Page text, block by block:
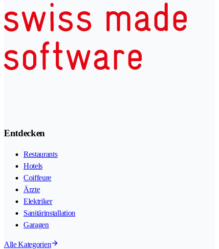
Entdecken
Restaurants
Hotels
Coiffeure
Ärzte
Elektriker
Sanitärinstallation
Garagen
Alle Kategorien